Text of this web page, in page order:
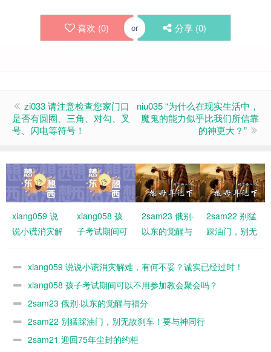
喜欢 (0) or 分享 (0)
zi033 请注意检查您家门口
是否有圆圈、三角、对勾、叉
号、闪电等符号！
niu035 “为什么在现实生活中，
魔鬼的能力似乎比我们所信靠
的神更大？”
xiang059 说
说小谎消灾解
xiang058 孩
子考试期间可
会聚会吗？
2sam23 俄别·
以东的觉醒与
2sam22 别猛
踩油门，别无
神同行
xiang059 说说小谎消灾解难，有何不妥？诚实已经过时！
xiang058 孩子考试期间可以不用参加教会聚会吗？
2sam23 俄别·以东的觉醒与福分
2sam22 别猛踩油门，别无故刹车！要与神同行
2sam21 迎回75年尘封的约柜